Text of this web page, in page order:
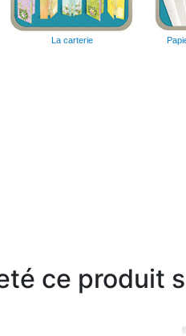
La carterie
ce produit